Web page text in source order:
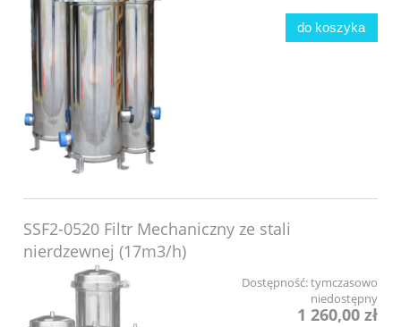
do koszyka
SSF2-0520 Filtr Mechaniczny ze stali
nierdzewnej (17m3/h)
Dostępność:tymczasowo
niedostępny
1 260,00 zł